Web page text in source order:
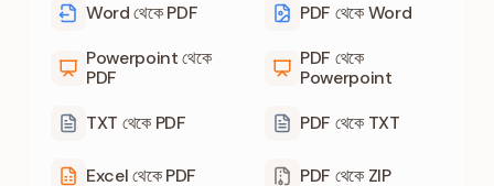
Word থেকে PDF
Powerpoint থেকে
PDF
TXT থেকে PDF
Excel থেকে PDF
PDF থেকে Word
PDF থেকে
Powerpoint
PDF থেকে TXT
PDF থেকে ZIP